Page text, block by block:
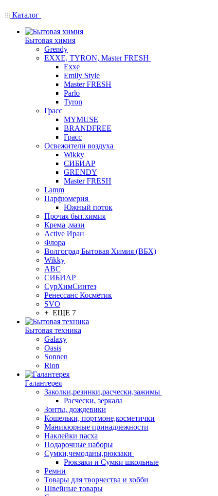
Каталог
Бытовая химия
Grendy
EXXE, TYRON, Master FRESH
Exxe
Emily Style
Master FRESH
Parlo
Tyron
Грасс
MYMUSE
BRANDFREE
Грасс
Освежители воздуха
Wikky
СИБИАР
GRENDY
Master FRESH
Lamm
Парфюмерия
Южный поток
Прочая быт.химия
Крема ,мази
Аctive Иран
Флора
Волгоград Бытовая Химия (ВБХ)
Wikky
АВС
СИБИАР
СурХимСинтез
Ренессанс Косметик
SVO
+ ЕЩЕ 7
Бытовая техника
Galaxy
Oasis
Sonnen
Rion
Галантерея
Заколки,резинки,расчески,зажимы
Расчески, зеркала
Зонты, дождевики
Кошельки, портмоне,косметички
Маникюрные принадлежности
Наклейки пасха
Подарочные наборы
Сумки,чемоданы,рюкзаки
Рюкзаки и Сумки школьные
Ремни
Товары для творчества и хобби
Швейные товары